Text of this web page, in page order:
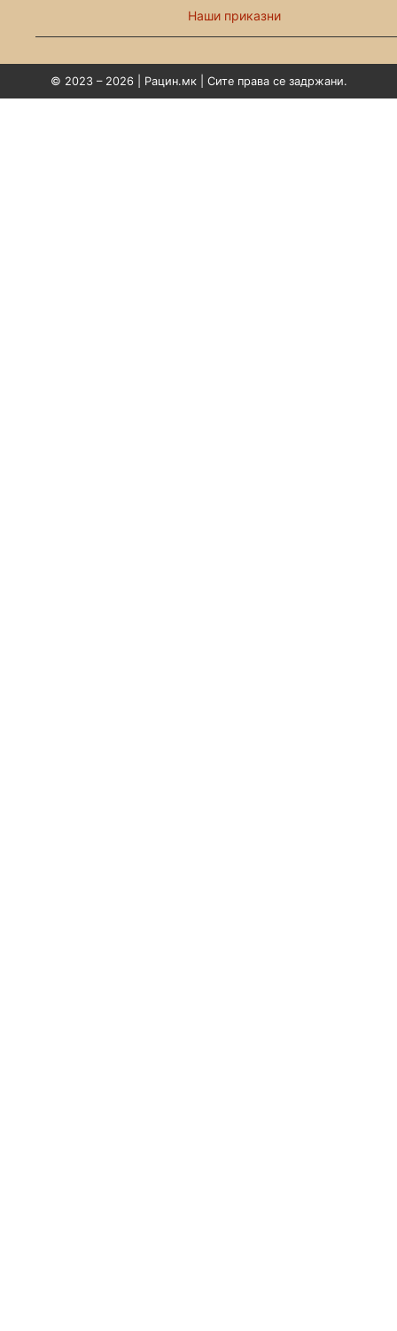
Наши приказни
© 2023 – 2026 | Рацин.мк | Сите права се задржани.